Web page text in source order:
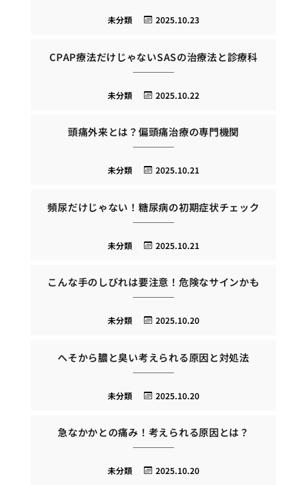
2025.10.23
未分類
CPAP療法だけじゃないSASの治療法と診療科
2025.10.22
未分類
頭痛外来とは？偏頭痛治療の専門機関
2025.10.21
未分類
頻尿だけじゃない！糖尿病の初期症状チェック
2025.10.21
未分類
こんな手のしびれは要注意！危険なサインかも
2025.10.20
未分類
へそから膿と臭い考えられる原因と対処法
2025.10.20
未分類
急なかかとの痛み！考えられる原因とは？
2025.10.20
未分類